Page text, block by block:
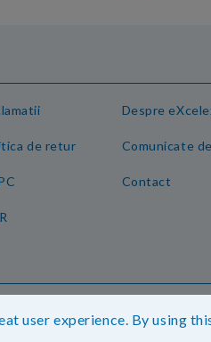
user experience. By using
de retur
Despre
Comunicate
Contact